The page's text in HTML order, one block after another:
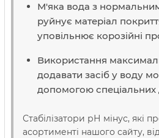
М'яка вода з
руйнує матеріал
уповільнює корозійні
Використання
додавати засіб у воду
допомогою спеціальних
Стабілізатори рН мінус, які
асортименті нашого сайту,